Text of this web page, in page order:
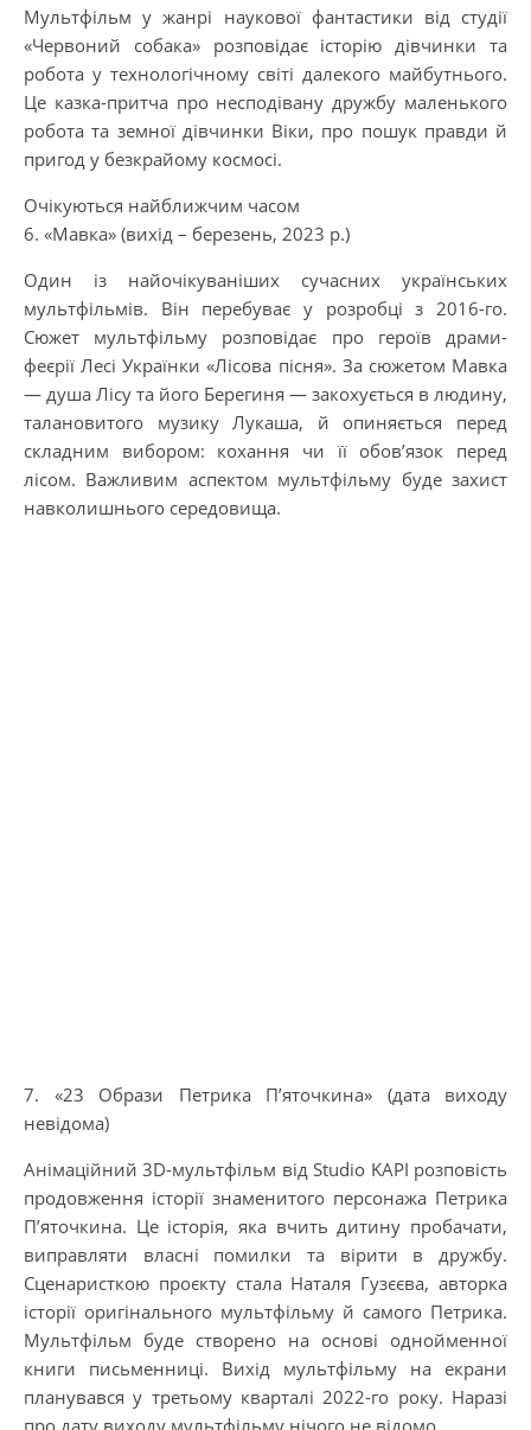
Мультфільм у жанрі наукової фантастики від студії
«Червоний собака» розповідає історію дівчинки та
робота у технологічному світі далекого майбутнього.
Це казка-притча про несподівану дружбу маленького
робота та земної дівчинки Віки, про пошук правди й
пригод у безкрайому космосі.
Очікуються найближчим часом
6. «Мавка» (вихід – березень, 2023 р.)
Один із найочікуваніших сучасних українських
мультфільмів. Він перебуває у розробці з 2016-го.
Сюжет мультфільму розповідає про героїв драми-
феєрії Лесі Українки «Лісова пісня». За сюжетом Мавка
— душа Лісу та його Берегиня — закохується в людину,
талановитого музику Лукаша, й опиняється перед
складним вибором: кохання чи її обов’язок перед
лісом. Важливим аспектом мультфільму буде захист
навколишнього середовища.
7. «23 Образи Петрика П’яточкина» (дата виходу
невідома)
Анімаційний 3D-мультфільм від Studio KAPI розповість
продовження історії знаменитого персонажа Петрика
П’яточкина. Це історія, яка вчить дитину пробачати,
виправляти власні помилки та вірити в дружбу.
Сценаристкою проєкту стала Наталя Гузєєва, авторка
історії оригінального мультфільму й самого Петрика.
Мультфільм буде створено на основі однойменної
книги письменниці. Вихід мультфільму на екрани
планувався у третьому кварталі 2022-го року. Наразі
про дату виходу мультфільму нічого не відомо.